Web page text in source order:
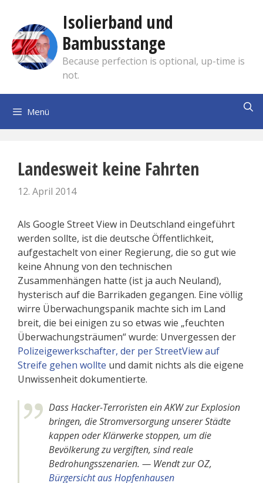
springen
Isolierband und
Bambusstange
Because perfection is optional, up-time is
not.
Menü
Landesweit keine Fahrten
12. April 2014
Als Google Street View in Deutschland eingeführt
werden sollte, ist die deutsche Öffentlichkeit,
aufgestachelt von einer Regierung, die so gut wie
keine Ahnung von den technischen
Zusammenhängen hatte (ist ja auch Neuland),
hysterisch auf die Barrikaden gegangen. Eine völlig
wirre Überwachungspanik machte sich im Land
breit, die bei einigen zu so etwas wie „feuchten
Überwachungsträumen“ wurde: Unvergessen der
Polizeigewerkschafter, der per StreetView auf
Streife gehen wollte und damit nichts als die eigene
Unwissenheit dokumentierte.
Dass Hacker-Terroristen ein AKW zur Explosion
bringen, die Stromversorgung unserer Städte
kappen oder Klärwerke stoppen, um die
Bevölkerung zu vergiften, sind reale
Bedrohungsszenarien. — Wendt zur OZ,
Bürgersicht aus Hopfenhausen